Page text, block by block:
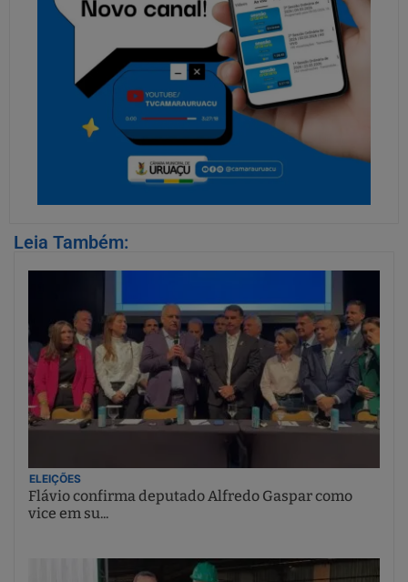
Leia Também:
ELEIÇÕES
Flávio confirma deputado Alfredo Gaspar como
vice em su...